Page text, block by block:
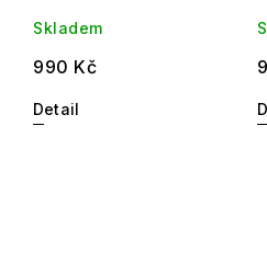
Skladem
990 Kč
Detail